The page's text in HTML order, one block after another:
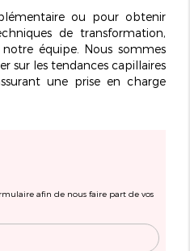
ou pour obtenir
de transformation,
équipe. Nous sommes
sur les tendances capillaires
une prise en charge
afin de nous faire part de vos